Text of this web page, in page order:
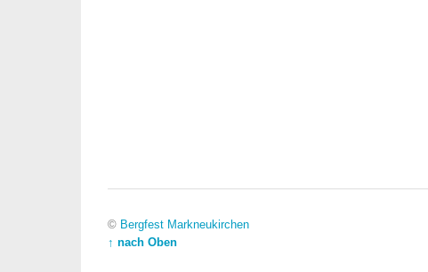
© Bergfest Markneukirchen
↑ nach Oben